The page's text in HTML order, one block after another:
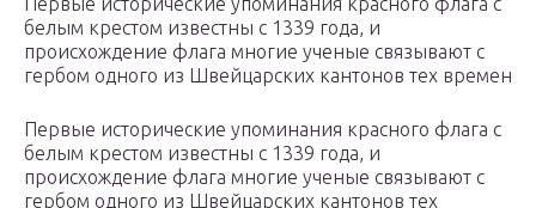
белым крестом известны с 1339 года, и
происхождение флага многие ученые связывают с
гербом одного из Швейцарских кантонов тех времен
Первые исторические упоминания красного флага с
белым крестом известны с 1339 года, и
происхождение флага многие ученые связывают с
гербом одного из Швейцарских кантонов тех